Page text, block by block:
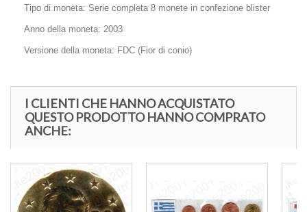
Tipo di moneta: Serie completa 8 monete in confezione blister
Anno della moneta: 2003
Versione della moneta: FDC (Fior di conio)
I CLIENTI CHE HANNO ACQUISTATO
QUESTO PRODOTTO HANNO COMPRATO
ANCHE: